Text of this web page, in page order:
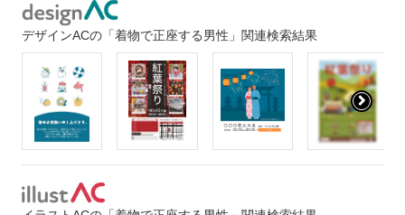
デザインACの「着物で正座する男性」関連検索結果